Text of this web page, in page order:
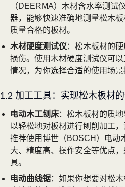
（DEERMA）木材含水率测试
器，能够快速准确地测量松木
质量合格的板材。
木材硬度测试仪 ：松木板材的
损伤。使用木材硬度测试仪可
情况，为你选择合适的使用场景
1.2 加工工具：实现松木板材
电动木工刨床：松木板材的质
以轻松地对板材进行刨削加工，
推荐使用博世（BOSCH）电动
大、精度高、操作安全等优点
具。
电动曲线锯：如果你想要对松